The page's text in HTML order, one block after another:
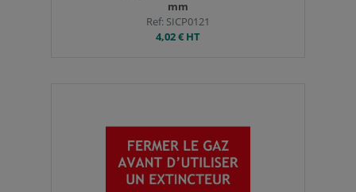
mm
Ref: SICP0121
4,02 €HT